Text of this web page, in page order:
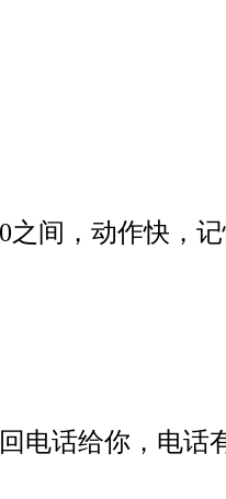
间，动作快，记
电话给你，电话